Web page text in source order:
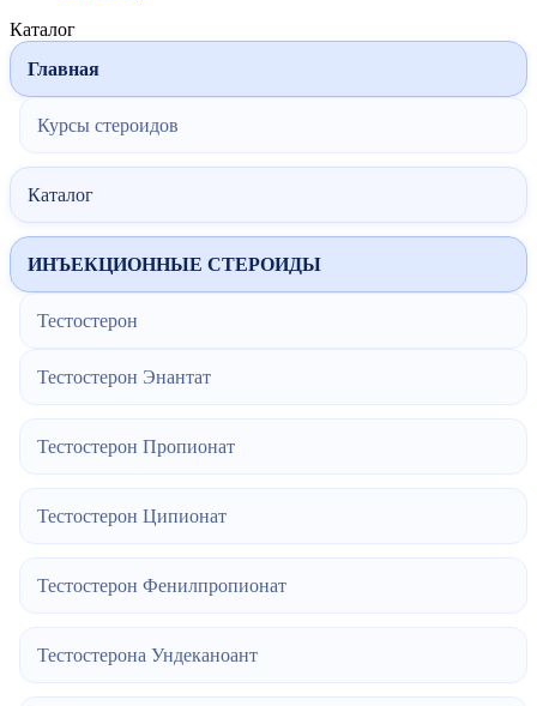
Каталог
Главная
Курсы стероидов
Каталог
ИНЪЕКЦИОННЫЕ СТЕРОИДЫ
Тестостерон
Тестостерон Энантат
Тестостерон Пропионат
Тестостерон Ципионат
Тестостерон Фенилпропионат
Тестостерона Ундеканоант